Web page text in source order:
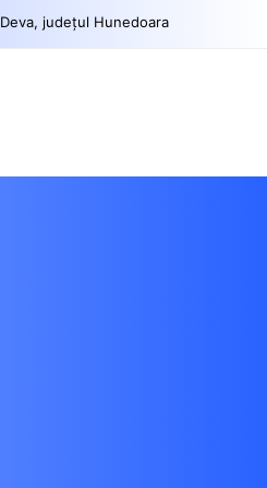
Deva, județul Hunedoara